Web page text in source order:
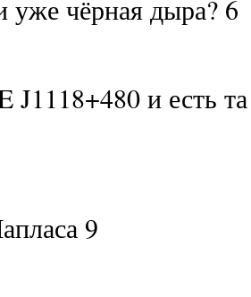
уже чёрная дыра? 6
и есть та
9